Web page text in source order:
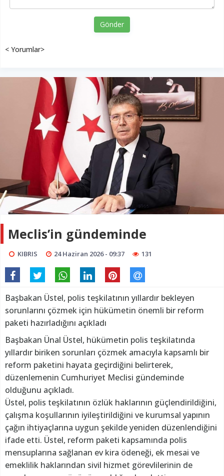
Gönder
< Yorumlar>
Meclis’in gündeminde
KIBRIS 24 Haziran 2026 - 09:37 131
Başbakan Üstel, polis teşkilatının yıllardır bekleyen
sorunlarını çözmek için hükümetin önemli bir reform
paketi hazırladığını açıkladı
Başbakan Ünal Üstel, hükümetin polis teşkilatında
yıllardır biriken sorunları çözmek amacıyla kapsamlı bir
reform paketini hayata geçirdiğini belirterek,
düzenlemenin Cumhuriyet Meclisi gündeminde
olduğunu açıkladı.
Üstel, polis teşkilatının özlük haklarının güçlendirildiğini,
çalışma koşullarının iyileştirildiğini ve kurumsal yapının
çağın ihtiyaçlarına uygun şekilde yeniden düzenlendiğini
ifade etti. Üstel, reform paketi kapsamında polis
mensuplarına sağlanan ev kira ödeneği, ek mesai ve
emeklilik haklarından sivil hizmet görevlilerinin de